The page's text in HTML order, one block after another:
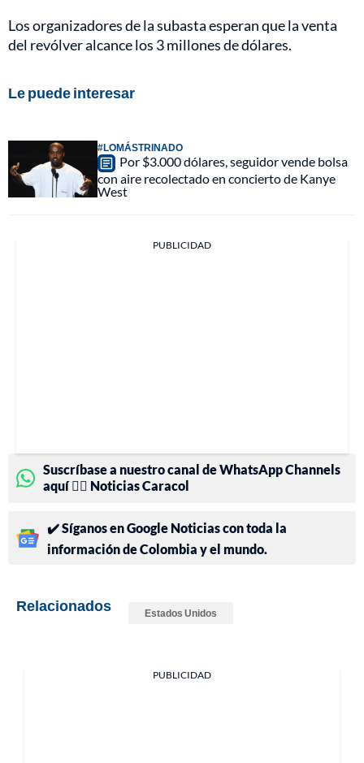
Los organizadores de la subasta esperan que la venta
del revólver alcance los 3 millones de dólares.
Le puede interesar
#LOMÁSTRINADO
Por $3.000 dólares, seguidor vende bolsa
con aire recolectado en concierto de Kanye
West
PUBLICIDAD
Suscríbase a nuestro canal de WhatsApp Channels
aquí 👉🏻 Noticias Caracol
✔️ Síganos en Google Noticias con toda la
información de Colombia y el mundo.
Relacionados Estados Unidos
PUBLICIDAD